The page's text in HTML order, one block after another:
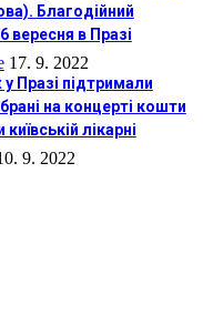
Благодійний
вересня в Празі
17. 9. 2022
у Празі підтримали
на концерті кошти
лікарні
9. 2022